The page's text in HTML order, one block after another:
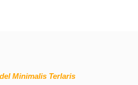
Minimalis Terlaris